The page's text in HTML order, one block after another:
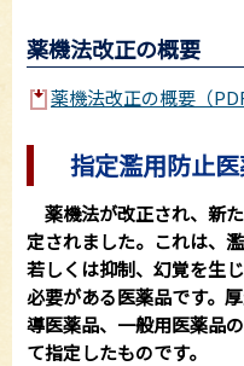
薬機法改正の概要
薬機法改正の概要（
指定濫用防止
薬機法が改正され、新
定されました。これは、
若しくは抑制、幻覚を生
必要がある医薬品です。
導医薬品、一般用医薬品
て指定したものです。